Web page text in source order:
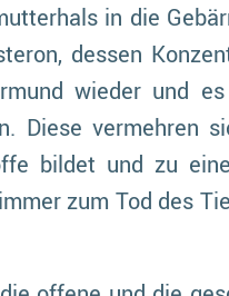
in die
dessen
wieder und
Diese vermehren
bildet und zu
zum Tod des